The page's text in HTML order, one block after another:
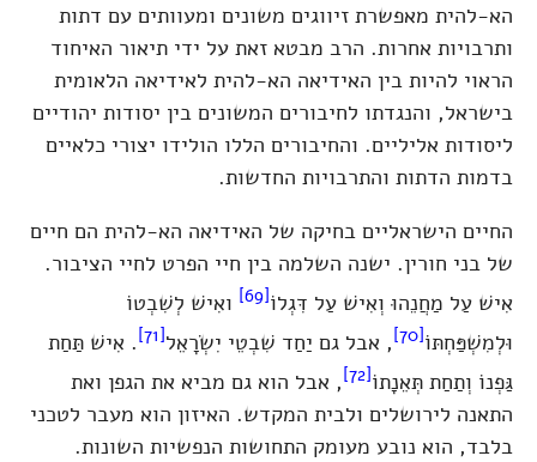
הא-להית מאפשרת זיווגים משונים ומעוותים עם דתות
ותרבויות אחרות. הרב מבטא זאת על ידי תיאור האיחוד
הראוי להיות בין האידיאה הא-להית לאידיאה הלאומית
בישראל, והנגדתו לחיבורים המשונים בין יסודות יהודיים
ליסודות אליליים. והחיבורים הללו הולידו יצורי כלאיים
בדמות הדתות והתרבויות החדשות.
החיים הישראליים בחיקה של האידיאה הא-להית הם חיים
של בני חורין. ישנה השלמה בין חיי הפרט לחיי הציבור.
אִישׁ עַל מַחֲנֵהוּ וְאִישׁ עַל דִּגְלוֹ[69]
ואִישׁ לְשִׁבְטוֹ
וּלְמִשְׁפַּחְתּוֹ[70] , אבל גם יַחַד שִׁבְטֵי יִשְׂרָאֵל[71]
. אִישׁ תַּחַת
גַּפְנוֹ וְתַחַת תְּאֵנָתוֹ[72]
, אבל הוא גם מביא את הגפן ואת
התאנה לירושלים ולבית המקדש. האיזון הוא מעבר לטכני
בלבד, הוא נובע מעומק התחושות הנפשיות השונות.